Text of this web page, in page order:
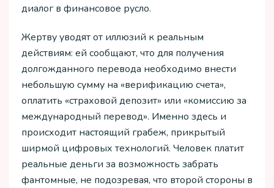
диалог в финансовое русло.
Жертву уводят от иллюзий к реальным
действиям: ей сообщают, что для получения
долгожданного перевода необходимо внести
небольшую сумму на «верификацию счета»,
оплатить «страховой депозит» или «комиссию за
международный перевод». Именно здесь и
происходит настоящий грабеж, прикрытый
ширмой цифровых технологий. Человек платит
реальные деньги за возможность забрать
фантомные, не подозревая, что второй стороны в